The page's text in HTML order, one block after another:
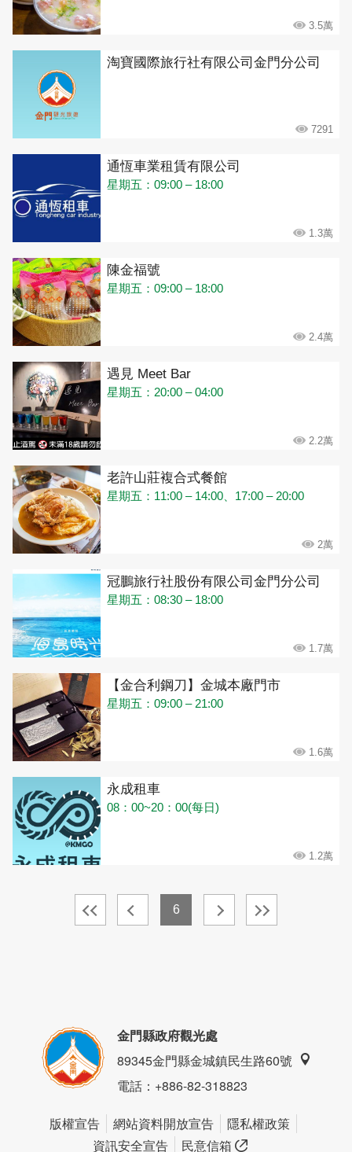
3.5萬
淘寶國際旅行社有限公司金門分公司
7291
通恆車業租賃有限公司
星期五：09:00 – 18:00
1.3萬
陳金福號
星期五：09:00 – 18:00
2.4萬
遇見 Meet Bar
星期五：20:00 – 04:00
2.2萬
老許山莊複合式餐館
星期五：11:00 – 14:00、17:00 – 20:00
2萬
冠鵬旅行社股份有限公司金門分公司
星期五：08:30 – 18:00
1.7萬
【金合利鋼刀】金城本廠門市
星期五：09:00 – 21:00
1.6萬
永成租車
08：00~20：00(每日)
1.2萬
6
金門縣政府觀光處
89345金門縣金城鎮民生路60號
電話：+886-82-318823
版權宣告 網站資料開放宣告
隱私權政策
資訊安全宣告
民意信箱